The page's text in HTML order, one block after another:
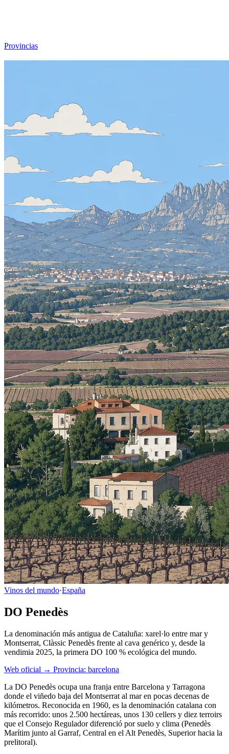
Provincias
Vinos del mundo·España
DO Penedès
La denominación más antigua de Cataluña: xarel·lo entre mar y
Montserrat, Clàssic Penedès frente al cava genérico y, desde la
vendimia 2025, la primera DO 100 % ecológica del mundo.
Web oficial → Provincia: barcelona
La DO Penedès ocupa una franja entre Barcelona y Tarragona
donde el viñedo baja del Montserrat al mar en pocas decenas de
kilómetros. Reconocida en 1960, es la denominación catalana con
más recorrido: unos 2.500 hectáreas, unos 130 cellers y diez terroirs
que el Consejo Regulador diferenció por suelo y clima (Penedès
Marítim junto al Garraf, Central en el Alt Penedès, Superior hacia la
prelitoral).